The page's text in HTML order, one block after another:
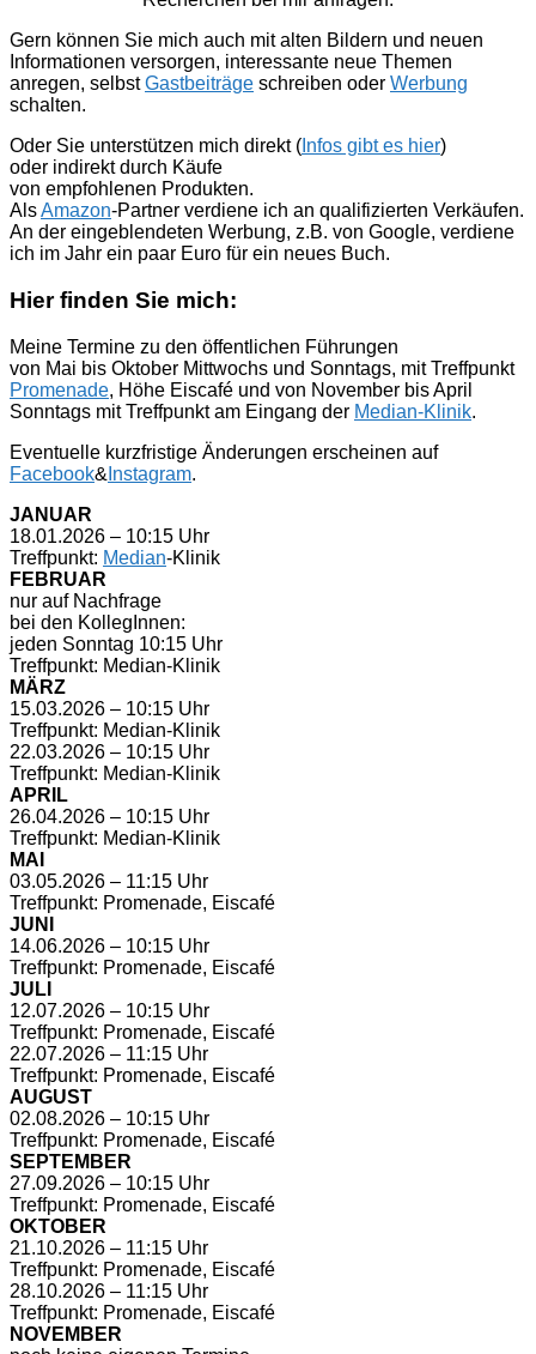
Gern können Sie mich auch mit alten Bildern und neuen
Informationen versorgen, interessante neue Themen
anregen, selbstGastbeiträge schreiben oder Werbung
schalten.
Oder Sie unterstützen mich direkt ( Infos gibt es hier)
oder indirekt durch Käufe
von empfohlenen Produkten.
AlsAmazon-Partner verdiene ich an qualifizierten Verkäufen.
An der eingeblendeten Werbung, z.B. von Google, verdiene
ich im Jahr ein paar Euro für ein neues Buch.
Hier finden Sie mich:
Meine Termine zu den öffentlichen Führungen
von Mai bis Oktober Mittwochs und Sonntags, mit Treffpunkt
Promenade, Höhe Eiscafé und von November bis April
Sonntags mit Treffpunkt am Eingang der Median-Klinik.
Eventuelle kurzfristige Änderungen erscheinen auf
Facebook& Instagram.
JANUAR
18.01.2026 – 10:15 Uhr
Treffpunkt: Median-Klinik
FEBRUAR
nur auf Nachfrage
bei den KollegInnen:
jeden Sonntag 10:15 Uhr
Treffpunkt: Median-Klinik
MÄRZ
15.03.2026 – 10:15 Uhr
Treffpunkt: Median-Klinik
22.03.2026 – 10:15 Uhr
Treffpunkt: Median-Klinik
APRIL
26.04.2026 – 10:15 Uhr
Treffpunkt: Median-Klinik
MAI
03.05.2026 – 11:15 Uhr
Treffpunkt: Promenade, Eiscafé
JUNI
14.06.2026 – 10:15 Uhr
Treffpunkt: Promenade, Eiscafé
JULI
12.07.2026 – 10:15 Uhr
Treffpunkt: Promenade, Eiscafé
22.07.2026 – 11:15 Uhr
Treffpunkt: Promenade, Eiscafé
AUGUST
02.08.2026 – 10:15 Uhr
Treffpunkt: Promenade, Eiscafé
SEPTEMBER
27.09.2026 – 10:15 Uhr
Treffpunkt: Promenade, Eiscafé
OKTOBER
21.10.2026 – 11:15 Uhr
Treffpunkt: Promenade, Eiscafé
28.10.2026 – 11:15 Uhr
Treffpunkt: Promenade, Eiscafé
NOVEMBER